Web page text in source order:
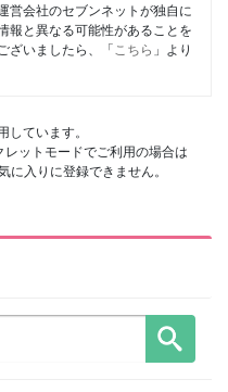
営会社のセブンネットが独自に
報と異なる可能性があることを
ざいましたら、「 こちら 」より
しています。
ットモードでご利用の場合は
入りに登録できません。